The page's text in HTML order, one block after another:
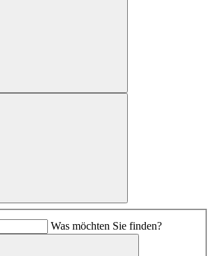
Was möchten Sie finden?